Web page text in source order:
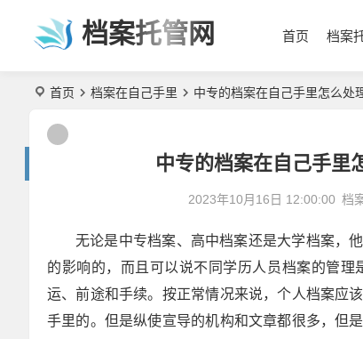
档案托管网 首页 档案
首页 档案在自己手里 中专的档案在自己手里怎么处
中专的档案在自己手里
2023年10月16日 12:00:00 档
无论是中专档案、高中档案还是大学档案，
的影响的，而且可以说不同学历人员档案的管
运、前途和手续。按正常情况来说，个人档案应
手里的。但是纵使宣导的机构和文章都很多，但